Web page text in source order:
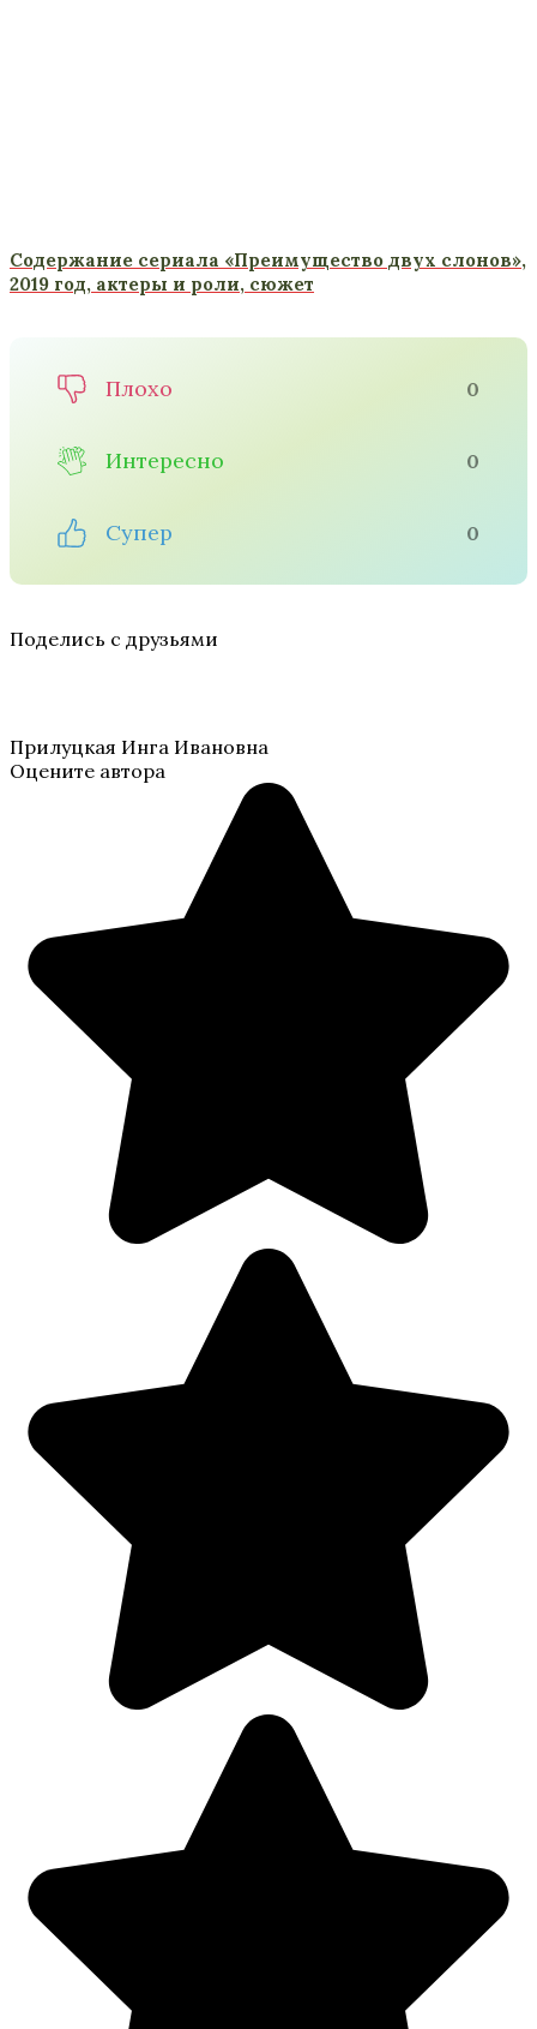
Содержание сериала «Преимущество двух слонов»,
2019 год, актеры и роли, сюжет
Плохо 0
Интересно 0
Супер 0
Поделись с друзьями
Прилуцкая Инга Ивановна
Оцените автора